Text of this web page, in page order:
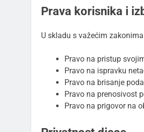
Prava korisnika i
U skladu s važećim
Pravo na pristup
Pravo na ispravku
Pravo na brisanje
Pravo na prenosivost
Pravo na prigovor na